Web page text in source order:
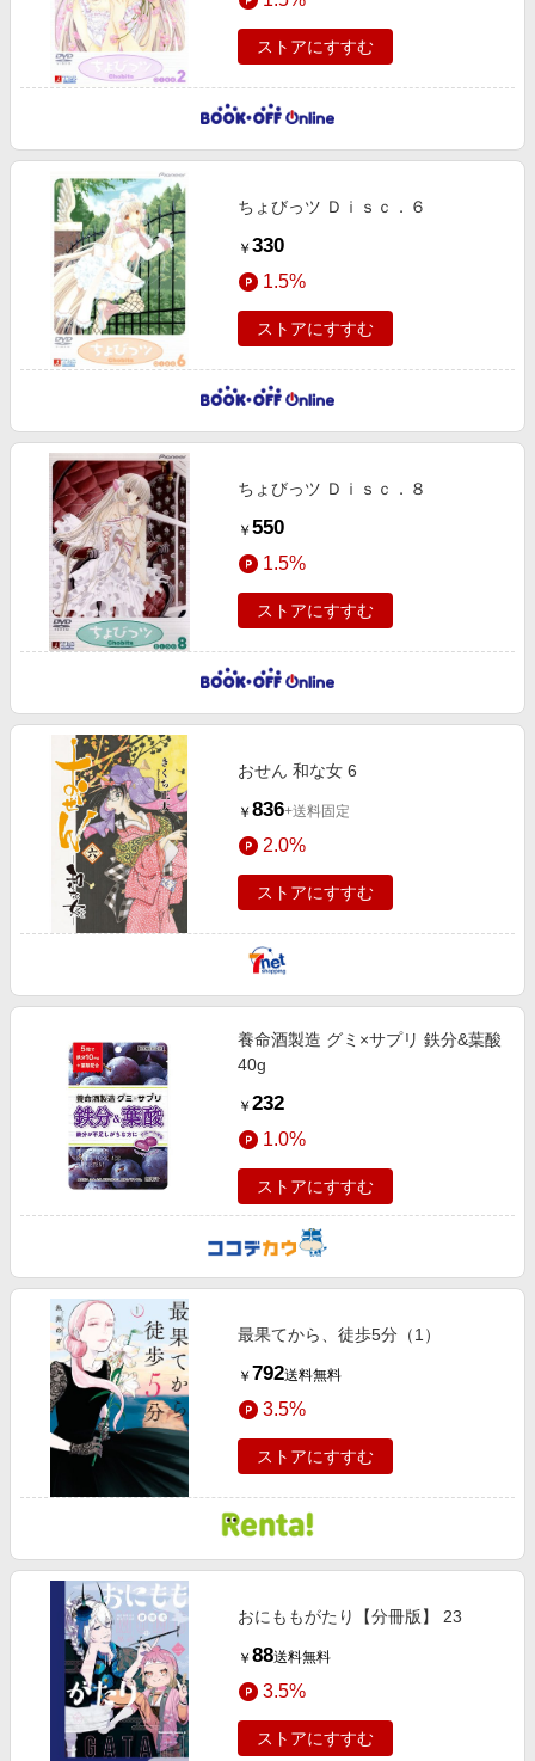
ストアにすすむ
ちょびっツ Ｄｉｓｃ．６
￥ 330
1.5%
ストアにすすむ
ちょびっツ Ｄｉｓｃ．８
￥ 550
1.5%
ストアにすすむ
おせん 和な女 6
￥ 836+送料固定
2.0%
ストアにすすむ
養命酒製造 グミ×サプリ 鉄分&葉酸
40g
￥ 232
1.0%
ストアにすすむ
最果てから、徒歩5分（1）
￥ 792送料無料
3.5%
ストアにすすむ
おにももがたり【分冊版】 23
￥ 88送料無料
3.5%
ストアにすすむ